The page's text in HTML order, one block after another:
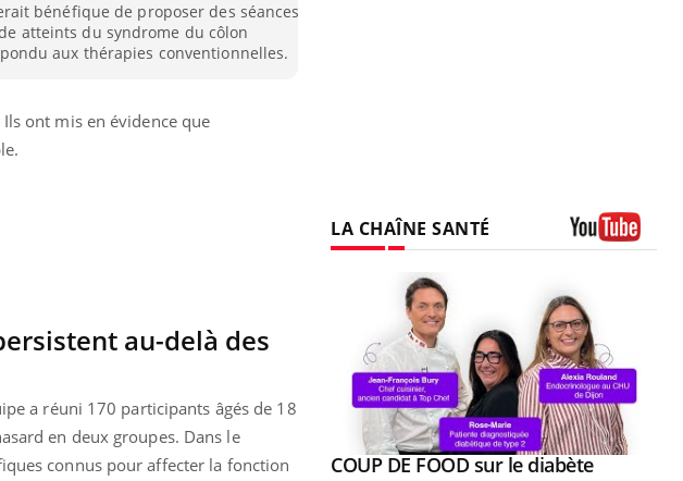
bénéfique de proposer des séances
atteints du syndrome du côlon
aux thérapies conventionnelles.
ont mis en évidence que
au-delà des
a réuni 170 participants âgés de 18
en deux groupes. Dans le
connus pour affecter la fonction
LA CHAÎNE SANTÉ
Youtube
COUP DE FOOD sur le diabèteYoutube